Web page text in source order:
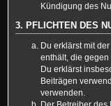
Kündigung des
3. PFLICHTEN DES
Du erklärst mit
enthält, die
Du erklärst
Beiträgen
verwenden.